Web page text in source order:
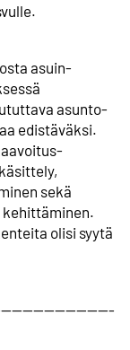
asuin­
asunto­
edistäväksi.
sekä
olisi syytä